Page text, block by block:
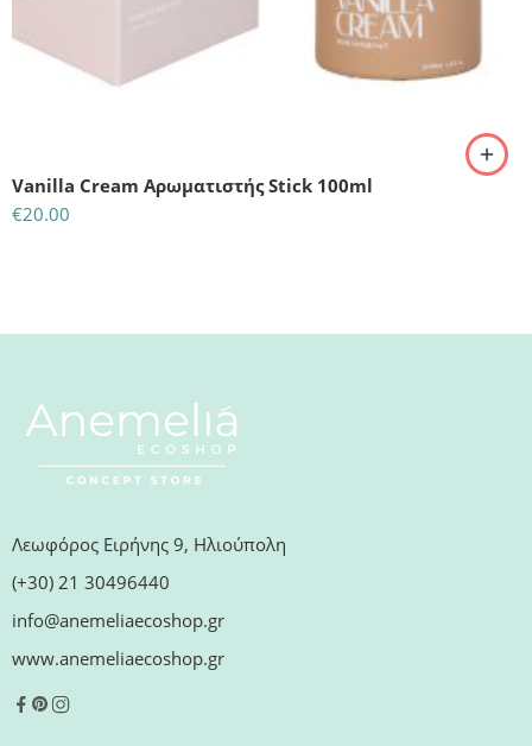
Vanilla Cream Αρωματιστής Stick 100ml
€20.00
Λεωφόρος Ειρήνης 9, Ηλιούπολη
(+30) 21 30496440
info@anemeliaecoshop.gr
www.anemeliaecoshop.gr